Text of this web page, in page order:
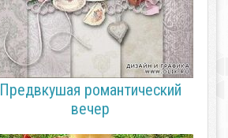
Предвкушая романтический
вечер